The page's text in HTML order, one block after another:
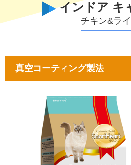
インドア キ
チキン&ラ
真空コーティング製法